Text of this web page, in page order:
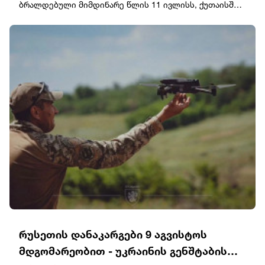
ბრალდებული მიმდინარე წლის 11 ივლისს, ქუთაისში,
ფიზიკურად გაუსწორდა, პისტოლეტის მუქარით
კლინიკაში გადაიყვანეს.სამართალდამცველებმა
ოპერატიულ-სამძებრო ღონისძიებებისა და
საგამოძიებო მოქმედებების შედეგად დანაშაულის
ჩამდენი პირის ვინაობა დაადგინეს და ბრალდებულის
სახით დააკავეს.გამოძიება სისხლის სამართლის
კოდექსის 179-ე მუხლით მიმდინარეობს, რაც
თავისუფლების 12 წლამდე ვადით აღკვეთას
ითვალისწინებს.
რუსეთის დანაკარგები 9 აგვისტოს
მდგომარეობით - უკრაინის გენშტაბის